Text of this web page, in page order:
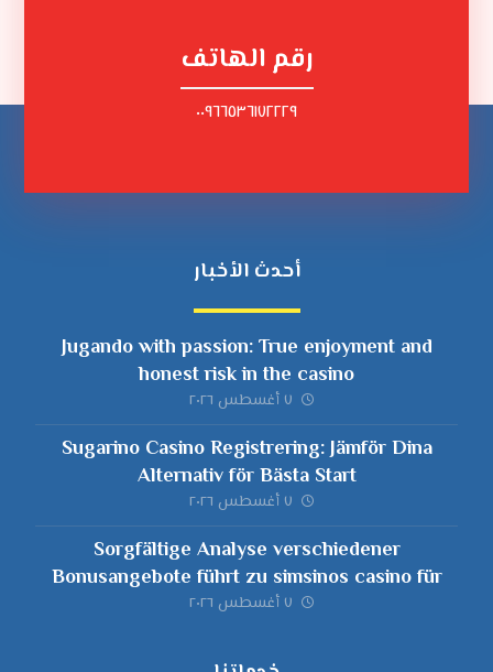
رقم الهاتف
٠٠٩٦٦٥٣٦١٧٢٢٢٩
أحدث الأخبار
Jugando with passion: True enjoyment and
honest risk in the casino
٧ أغسطس ٢٠٢٦
Sugarino Casino Registrering: Jämför Dina
Alternativ för Bästa Start
٧ أغسطس ٢٠٢٦
Sorgfältige Analyse verschiedener
Bonusangebote führt zu simsinos casino für
bewusste Spieler
٧ أغسطس ٢٠٢٦